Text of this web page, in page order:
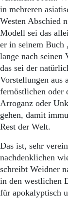
in mehreren
Westen Abschied
Modell sei das
er in seinem Buch
lange nach seinen
das sei der
Vorstellungen aus
fernöstlichen oder
Arroganz oder
gehen, damit
Rest der Welt.
Das ist, sehr
nachdenklichen
schreibt Weidner
in den westlichen
für apokalyptisch